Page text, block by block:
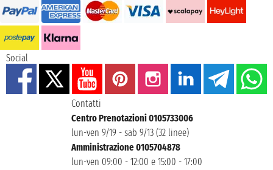
Social
Contatti
Centro Prenotazioni 0105733006
lun-ven 9/19 - sab 9/13 (32 linee)
Amministrazione 0105704878
lun-ven 09:00 - 12:00 e 15:00 - 17:00